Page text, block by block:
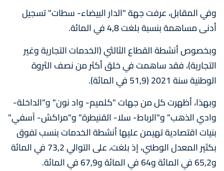
وفي المقابل، عرفت جهة "الدار البيضاء- سطات" تسجيل
أدنى مساهمة بنسبة بلغت 4,8 في المائة.
وبخصوص أنشطة القطاع الثالثي (الخدمات التجارية وغير
التجارية)، فقد ساهمت في خلق أكثر من نصف الثروة
الوطنية سنة 2021 (51,9 في المائة).
وبهذا، أظهرت كل من جهات "كلميم- واد نون" و"الداخلة-
وادي الذهب" و"الرباط- سلا- القنيطرة" و"مراكش- آسفي"
بنيات اقتصادية تهيمن عليها أنشطة الخدمات بنسب تفوق
بكثير المعدل الوطني، إذ بلغت، على التوالي 73,2 في المائة
و65,2 في المائة و64 في المائة و67,9 في المائة.